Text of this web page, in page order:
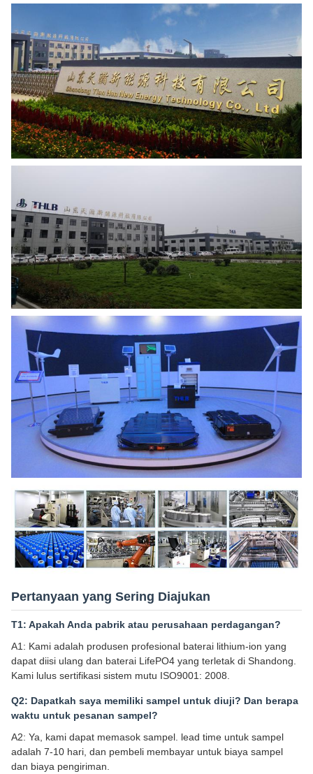
Pertanyaan yang Sering Diajukan
T1: Apakah Anda pabrik atau perusahaan perdagangan?
A1: Kami adalah produsen profesional baterai lithium-ion yang
dapat diisi ulang dan baterai LifePO4 yang terletak di Shandong.
Kami lulus sertifikasi sistem mutu ISO9001: 2008.
Q2: Dapatkah saya memiliki sampel untuk diuji? Dan berapa
waktu untuk pesanan sampel?
A2: Ya, kami dapat memasok sampel. lead time untuk sampel
adalah 7-10 hari, dan pembeli membayar untuk biaya sampel
dan biaya pengiriman.